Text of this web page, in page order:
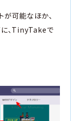
可能なほか、
に、TinyTakeで